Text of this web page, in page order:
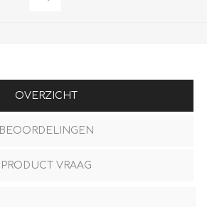
OVERZICHT
BEOORDELINGEN
PRODUCT VRAAG